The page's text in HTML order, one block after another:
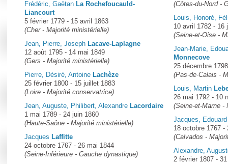
Frédéric, Gaëtan La Rochefoucauld-
Liancourt
5 février 1779 - 15 avril 1863
(Cher - Majorité ministérielle)
Jean, Pierre, Joseph Lacave-Laplagne
12 août 1795 - 14 mai 1849
(Gers - Majorité ministérielle)
Pierre, Désiré, Antoine Lachèze
25 février 1800 - 15 juillet 1883
(Loire - Majorité conservatrice)
Jean, Auguste, Philibert, Alexandre Lacordaire
1 mai 1789 - 24 juin 1860
(Haute-Saône - Majorité ministérielle)
Jacques Laffitte
24 octobre 1767 - 26 mai 1844
(Seine-Inférieure - Gauche dynastique)
(Côtes-du-Nord -
Louis, Honoré,
10 avril 1782 - 16
(Seine-et-Oise -
Jean-Marie,
Monnecove
25 décembre
(Pas-de-Calais -
Louis, Martin
26 mai 1792 - 10
(Seine-et-Marne -
Jacques,
18 octobre 1767 -
(Calvados -
Alexandre,
2 février 1807 -